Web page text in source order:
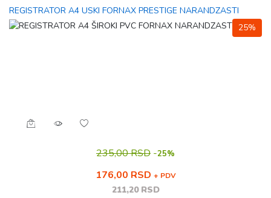
REGISTRATOR A4 USKI FORNAX PRESTIGE NARANDZASTI
25%
235,00 RSD -25%
176,00 RSD + PDV
211,20 RSD